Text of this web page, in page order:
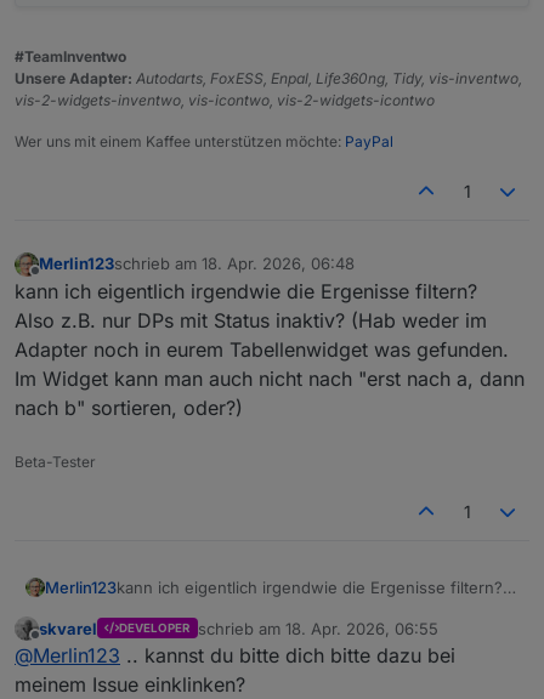
#TeamInventwo
Unsere Adapter: Autodarts, FoxESS, Enpal, Life360ng, Tidy, vis-inventwo,
vis-2-widgets-inventwo, vis-icontwo, vis-2-widgets-icontwo
Wer uns mit einem Kaffee unterstützen möchte: PayPal
1
Offline
Merlin123schrieb am 18. Apr. 2026, 06:48
zuletzt editiert von
kann ich eigentlich irgendwie die Ergenisse filtern?
Also z.B. nur DPs mit Status inaktiv? (Hab weder im
Adapter noch in eurem Tabellenwidget was gefunden.
Im Widget kann man auch nicht nach "erst nach a, dann
nach b" sortieren, oder?)
Beta-Tester
1
Merlin123kann ich eigentlich irgendwie die Ergenisse filtern?
Adapter noch in eurem Tabellenwidget was
gefunden. Im Widget kann man auch nicht nach "erst
nach a, dann nach b" sortieren, oder?)
Offline
skvarel DEVELOPER schrieb am 18. Apr. 2026, 06:55
zuletzt editiert von
@Merlin123 .. kannst du bitte dich bitte dazu bei
meinem Issue einklinken?